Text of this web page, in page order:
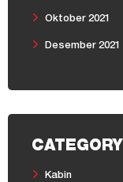
Oktober 2021
Desember 2021
CATEGORY
Kabin